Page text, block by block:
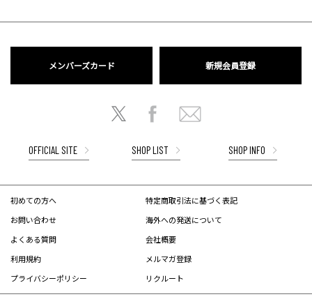
メンバーズカード 新規会員登録
OFFICIAL SITE SHOP LIST SHOP INFO
初めての方へ
お問い合わせ
よくある質問
利用規約
プライバシーポリシー
特定商取引法に基づく表記
海外への発送について
会社概要
メルマガ登録
リクルート